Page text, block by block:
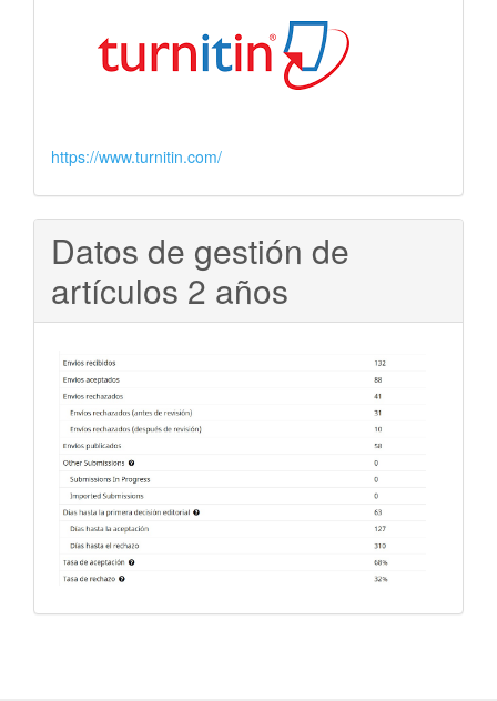
https://www.turnitin.com/
Datos de gestión de
artículos 2 años